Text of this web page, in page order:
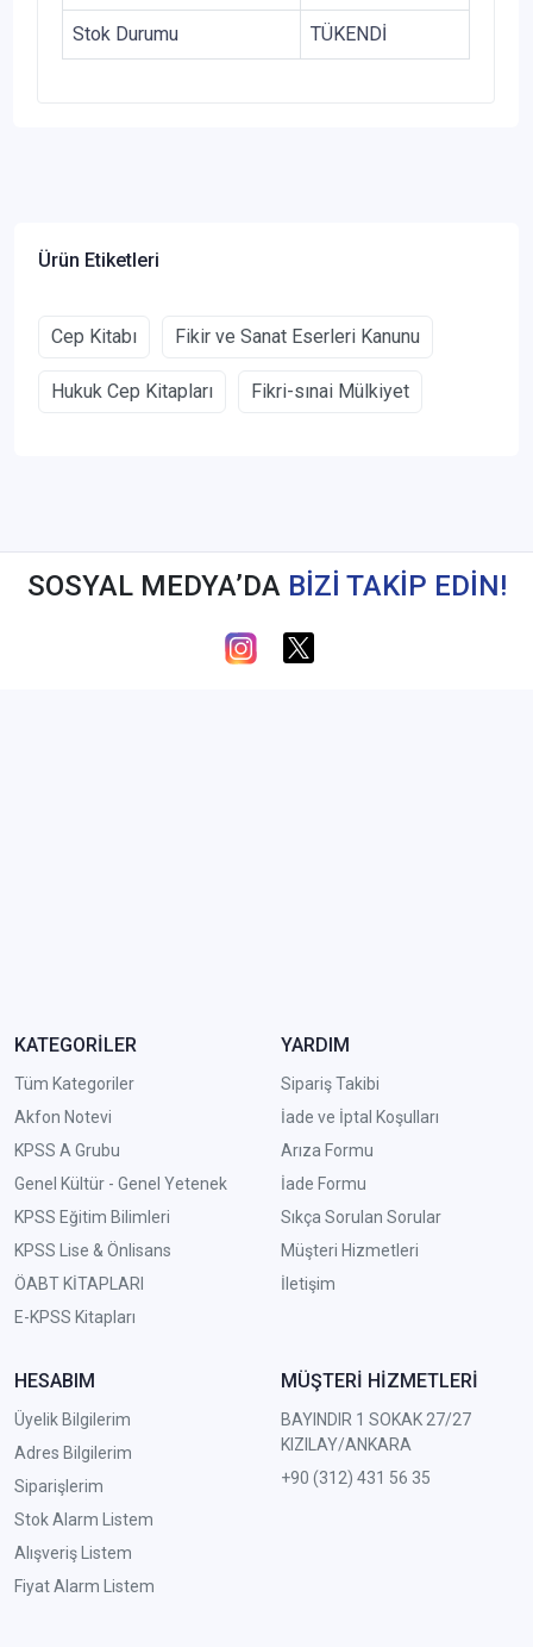
Stok Durumu TÜKENDİ
Ürün Etiketleri
Cep Kitabı Fikir ve Sanat Eserleri Kanunu
Hukuk Cep Kitapları Fikri-sınai Mülkiyet
SOSYAL MEDYA’DA BİZİ TAKİP EDİN!
KATEGORİLER
Tüm Kategoriler
Akfon Notevi
KPSS A Grubu
Genel Kültür - Genel Yetenek
KPSS Eğitim Bilimleri
KPSS Lise & Önlisans
ÖABT KİTAPLARI
E-KPSS Kitapları
YARDIM
Sipariş Takibi
İade ve İptal Koşulları
Arıza Formu
İade Formu
Sıkça Sorulan Sorular
Müşteri Hizmetleri
İletişim
HESABIM
Üyelik Bilgilerim
Adres Bilgilerim
Siparişlerim
Stok Alarm Listem
Alışveriş Listem
Fiyat Alarm Listem
MÜŞTERİ HİZMETLERİ
BAYINDIR 1 SOKAK 27/27
KIZILAY/ANKARA
+90 (312) 431 56 35